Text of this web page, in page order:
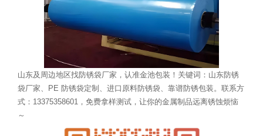
山东及周边地区找防锈袋厂家，认准金池包装！关键词：山东防锈
袋厂家、PE 防锈袋定制、进口原料防锈袋、靠谱防锈包装。联系方
式：13375358601，免费拿样测试，让你的金属制品远离锈蚀烦恼
～